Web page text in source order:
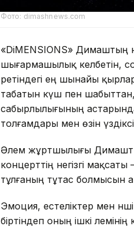
Фото: dimashnews.com
«DiMENSIONS» Димаштың
шығармашылық келбетін,
ретіндегі ең шынайы
табатын күш пен
сабырлылығының
толғамдары мен өзін
Әлем жұртшылығы
концерттің негізгі
тұлғаның тұтас болмысын
Эмоция, естеліктер мен
біртіндеп оның ішкі